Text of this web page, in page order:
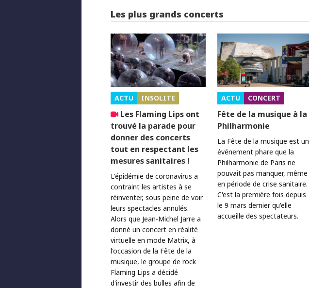
Les plus grands concerts
ACTU INSOLITE
Les Flaming Lips ont
trouvé la parade pour
donner des concerts
tout en respectant les
mesures sanitaires !
L'épidémie de coronavirus a
contraint les artistes à se
réinventer, sous peine de voir
leurs spectacles annulés.
Alors que Jean-Michel Jarre a
donné un concert en réalité
virtuelle en mode Matrix, à
l'occasion de la Fête de la
musique, le groupe de rock
Flaming Lips a décidé
d'investir des bulles afin de
ACTU CONCERT
Fête de la musique à la
Philharmonie
La Fête de la musique est un
événement phare que la
Philharmonie de Paris ne
pouvait pas manquer, même
en période de crise sanitaire.
C'est la première fois depuis
le 9 mars dernier qu'elle
accueille des spectateurs.